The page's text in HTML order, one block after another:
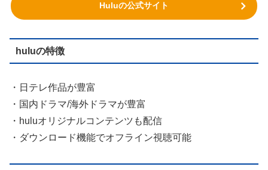
Huluの公式サイト
huluの特徴
・日テレ作品が豊富
・国内ドラマ/海外ドラマが豊富
・huluオリジナルコンテンツも配信
・ダウンロード機能でオフライン視聴可能